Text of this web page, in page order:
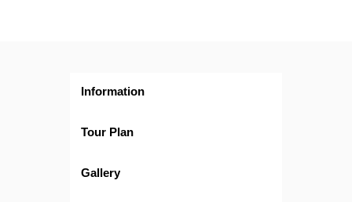
Information
Tour Plan
Gallery